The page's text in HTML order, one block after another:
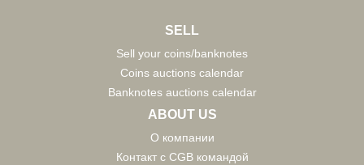
SELL
Sell your coins/banknotes
Coins auctions calendar
Banknotes auctions calendar
ABOUT US
О компании
Контакт с CGB командой